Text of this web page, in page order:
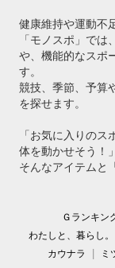
健康維持や運動不
「モノスポ」で
や、機能的なスポ
す。
競技、季節、予算
を探せます。
「お気に入りのス
体を動かせそう！」
そんなアイテムと
Ｇランキン
わたしと、暮らし。
カウナラ
ミ